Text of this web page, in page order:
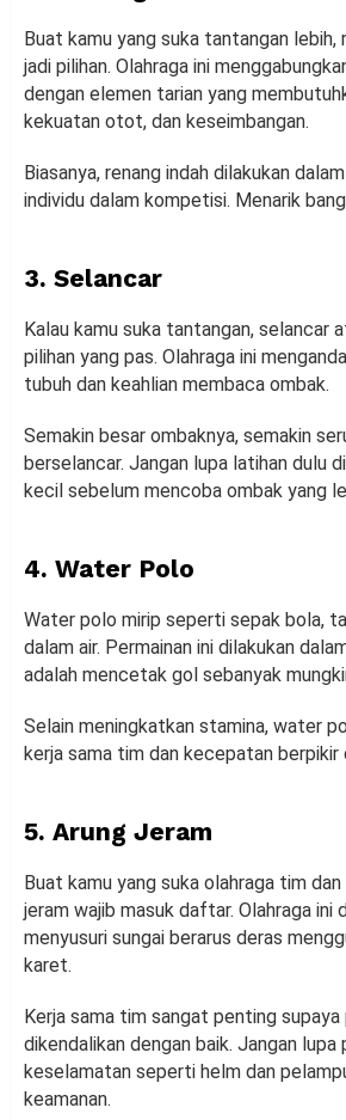
Buat kamu yang suka tantangan lebih,
jadi pilihan. Olahraga ini
dengan elemen tarian yang
kekuatan otot, dan keseimbangan.
Biasanya, renang indah dilakukan
individu dalam kompetisi. Menarik
3. Selancar
Kalau kamu suka tantangan, selancar
pilihan yang pas. Olahraga ini
tubuh dan keahlian membaca ombak.
Semakin besar ombaknya, semakin
berselancar. Jangan lupa latihan dulu
kecil sebelum mencoba ombak yang
4. Water Polo
Water polo mirip seperti sepak bola,
dalam air. Permainan ini dilakukan
adalah mencetak gol sebanyak
Selain meningkatkan stamina, water
kerja sama tim dan kecepatan berpikir
5. Arung Jeram
Buat kamu yang suka olahraga tim
jeram wajib masuk daftar. Olahraga ini
menyusuri sungai berarus deras
karet.
Kerja sama tim sangat penting supaya
dikendalikan dengan baik. Jangan lupa
keselamatan seperti helm dan
keamanan.